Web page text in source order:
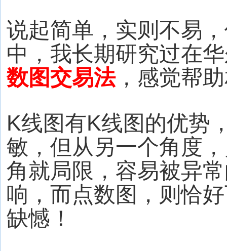
说起简单，实则不易
中，我长期研究过在
数图交易法，感觉帮
K线图有K线图的优势
敏，但从另一个角度
角就局限，容易被异
响，而点数图，则恰
缺憾！